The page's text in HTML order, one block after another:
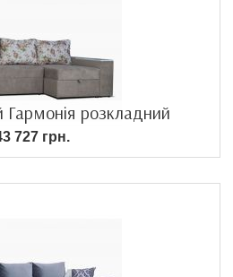
Гармонія розкладний
727 грн.